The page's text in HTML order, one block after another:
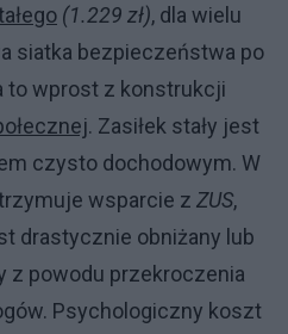
(1.229 zł), dla wielu
siatka bezpieczeństwa po
to wprost z konstrukcji
. Zasiłek stały jest
czysto dochodowym. W
wsparcie z ZUS,
drastycznie obniżany lub
z powodu przekroczenia
Psychologiczny koszt